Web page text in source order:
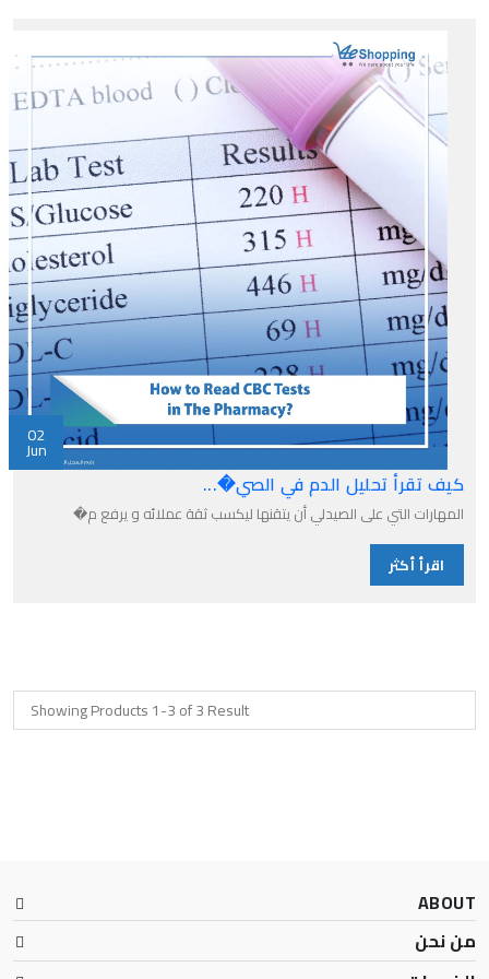
02
Jun
كيف تقرأ تحليل الدم في الصي�...
المهارات التي على الصيدلي أن يتقنها ليكسب ثقة عملائه و يرفع م�
اقرأ أكثر
Showing Products 1-3 of 3 Result
ABOUT
من نحن